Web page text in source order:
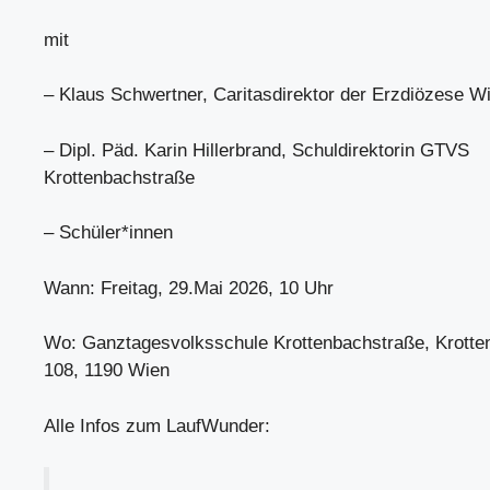
mit
– Klaus Schwertner, Caritasdirektor der Erzdiözese
– Dipl. Päd. Karin Hillerbrand, Schuldirektorin GTVS
Krottenbachstraße
– Schüler*innen
Wann: Freitag, 29.Mai 2026, 10 Uhr
Wo: Ganztagesvolksschule Krottenbachstraße,
108, 1190 Wien
Alle Infos zum LaufWunder: